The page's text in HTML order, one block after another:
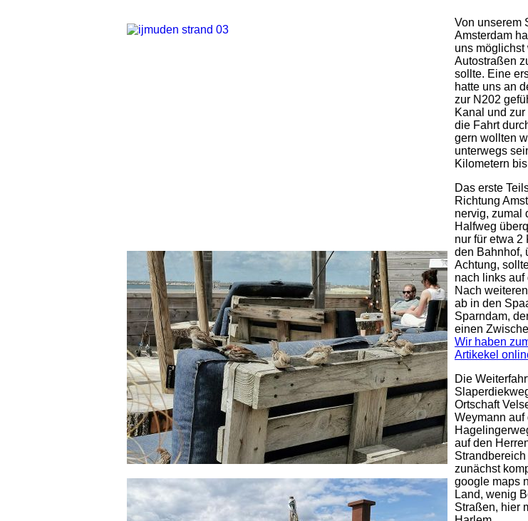
Von unserem
Amsterdam
uns
Autostraßen
sollte. Eine
hatte uns an
zur N202
Kanal und
die Fahrt
gern wollten
unterwegs
Kilometern
Das erste
Richtung
nervig, zumal
Halfweg
nur für etwa 2
den Bahnhof,
Achtung,
nach links
Nach
ab in den
Sparndam,
einen
Wir haben
Artikekel
Die
Ortschaft
Weymann auf
auf den
zunächst
google maps
Land, wenig
Straßen, hier